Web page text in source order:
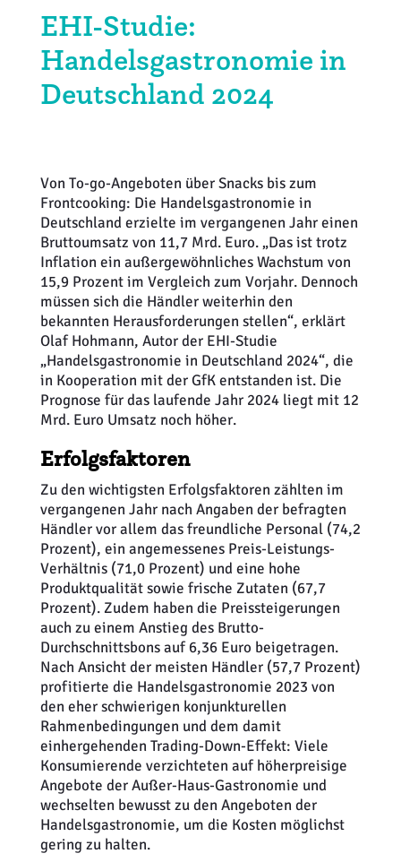
EHI-Studie:
Handelsgastronomie in
Deutschland 2024
Von To-go-Angeboten über Snacks bis zum
Frontcooking: Die Handelsgastronomie in
Deutschland erzielte im vergangenen Jahr einen
Bruttoumsatz von 11,7 Mrd. Euro. „Das ist trotz
Inflation ein außergewöhnliches Wachstum von
15,9 Prozent im Vergleich zum Vorjahr. Dennoch
müssen sich die Händler weiterhin den
bekannten Herausforderungen stellen“, erklärt
Olaf Hohmann, Autor der EHI-Studie
„Handelsgastronomie in Deutschland 2024“, die
in Kooperation mit der GfK entstanden ist. Die
Prognose für das laufende Jahr 2024 liegt mit 12
Mrd. Euro Umsatz noch höher.
Erfolgsfaktoren
Zu den wichtigsten Erfolgsfaktoren zählten im
vergangenen Jahr nach Angaben der befragten
Händler vor allem das freundliche Personal (74,2
Prozent), ein angemessenes Preis-Leistungs-
Verhältnis (71,0 Prozent) und eine hohe
Produktqualität sowie frische Zutaten (67,7
Prozent). Zudem haben die Preissteigerungen
auch zu einem Anstieg des Brutto-
Durchschnittsbons auf 6,36 Euro beigetragen.
Nach Ansicht der meisten Händler (57,7 Prozent)
profitierte die Handelsgastronomie 2023 von
den eher schwierigen konjunkturellen
Rahmenbedingungen und dem damit
einhergehenden Trading-Down-Effekt: Viele
Konsumierende verzichteten auf höherpreisige
Angebote der Außer-Haus-Gastronomie und
wechselten bewusst zu den Angeboten der
Handelsgastronomie, um die Kosten möglichst
gering zu halten.
Weiterbildung
Marktmacher
Inventurdifferenzen + Sicherheit
KI + Robotics
Logistik + Verpackung
Marketing
Payment
Personal
Public Relations
EHI LAB
Mitglieder